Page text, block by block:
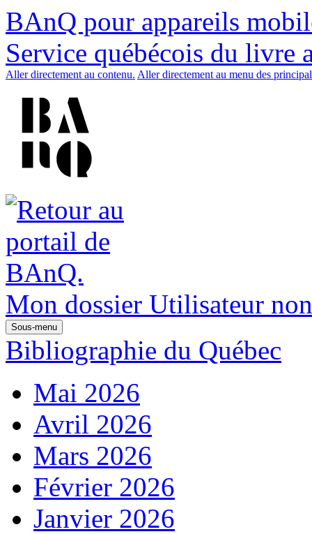
BAnQ pour appareils
Service québécois du livre
Aller directement au contenu. Aller directement au menu des
Mon dossier Utilisateur
Sous-menu
Bibliographie du Québec
Mai 2026
Avril 2026
Mars 2026
Février 2026
Janvier 2026